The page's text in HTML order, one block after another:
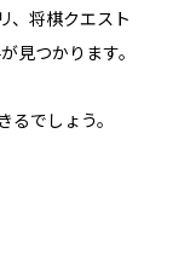
、将棋クエスト
見つかります。
るでしょう。